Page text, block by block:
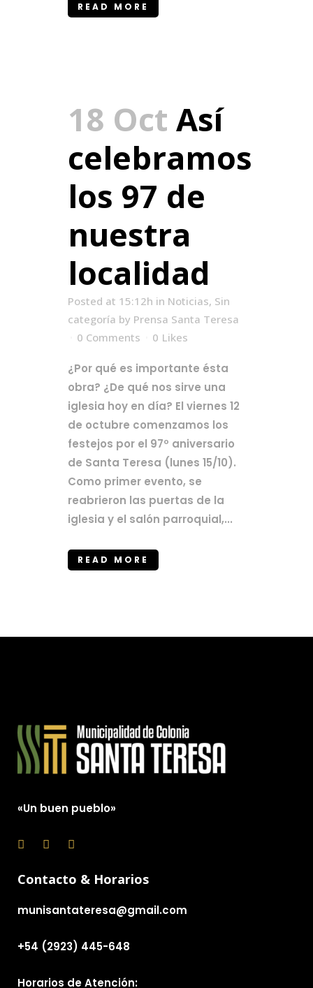
READ MORE
18 Oct Así
celebramos
los 97 de
nuestra
localidad
Posted at 15:12h in Noticias, Sin
categoría by Prensa Santa Teresa
0 Comments
0 Likes
¿Por qué es importante ésta
obra? ¿De qué nos sirve una
iglesia hoy en día? El viernes 12
de octubre comenzamos los
festejos por el 97º aniversario
de Santa Teresa (lunes 15/10).
Como primer evento, se
reabrieron las puertas de la
iglesia y el salón parroquial,...
READ MORE
«Un buen pueblo»
Contacto & Horarios
munisantateresa@gmail.com
+54 (2923) 445-648
Horarios de Atención: